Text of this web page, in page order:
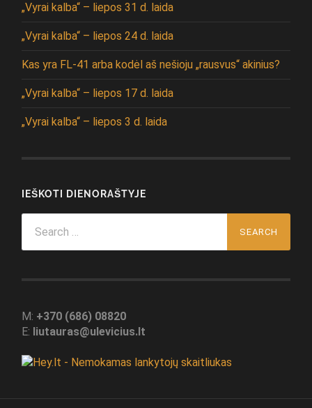
„Vyrai kalba“ – liepos 31 d. laida
„Vyrai kalba“ – liepos 24 d. laida
Kas yra FL-41 arba kodėl aš nešioju „rausvus“ akinius?
„Vyrai kalba“ – liepos 17 d. laida
„Vyrai kalba“ – liepos 3 d. laida
IEŠKOTI DIENORAŠTYJE
for:
M: +370 (686) 08820
E: liutauras@ulevicius.lt